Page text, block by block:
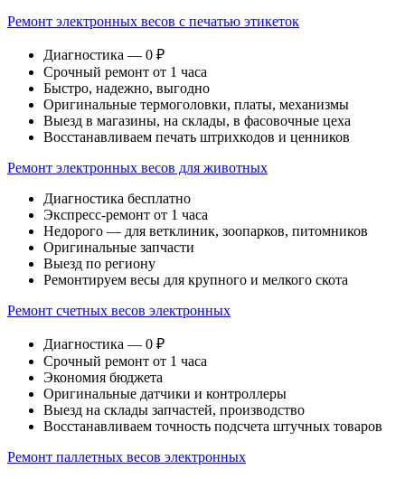
Ремонт электронных весов с печатью этикеток
Диагностика — 0 ₽
Срочный ремонт от 1 часа
Быстро, надежно, выгодно
Оригинальные термоголовки, платы, механизмы
Выезд в магазины, на склады, в фасовочные цеха
Восстанавливаем печать штрихкодов и ценников
Ремонт электронных весов для животных
Диагностика бесплатно
Экспресс-ремонт от 1 часа
Недорого — для ветклиник, зоопарков, питомников
Оригинальные запчасти
Выезд по региону
Ремонтируем весы для крупного и мелкого скота
Ремонт счетных весов электронных
Диагностика — 0 ₽
Срочный ремонт от 1 часа
Экономия бюджета
Оригинальные датчики и контроллеры
Выезд на склады запчастей, производство
Восстанавливаем точность подсчета штучных товаров
Ремонт паллетных весов электронных